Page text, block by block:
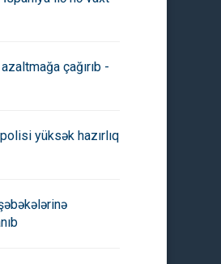
çağırıb -
yüksək hazırlıq